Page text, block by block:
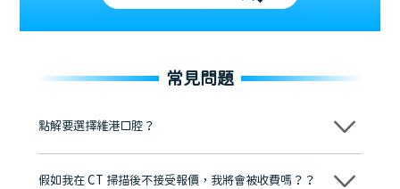
常見問題
點解要選擇維港口腔？
維港口腔踐行「醫道濟世」的大學校訓，各分院匯聚來自香港、內地的
牌」、「2025香港企業領袖品牌」，是諾貝爾種植系統全球放心植牙中
假如我在 CT 掃描後不接受報價，我將會被收費嗎？？